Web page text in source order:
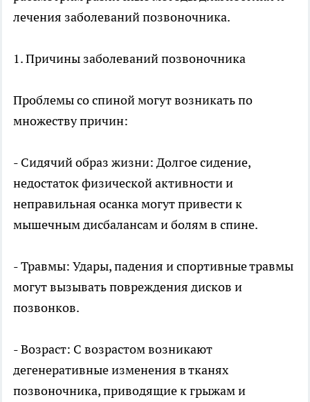
лечения заболеваний позвоночника.
1. Причины заболеваний позвоночника
Проблемы со спиной могут возникать по
множеству причин:
- Сидячий образ жизни: Долгое сидение,
недостаток физической активности и
неправильная осанка могут привести к
мышечным дисбалансам и болям в спине.
- Травмы: Удары, падения и спортивные травмы
могут вызывать повреждения дисков и
позвонков.
- Возраст: С возрастом возникают
дегенеративные изменения в тканях
позвоночника, приводящие к грыжам и